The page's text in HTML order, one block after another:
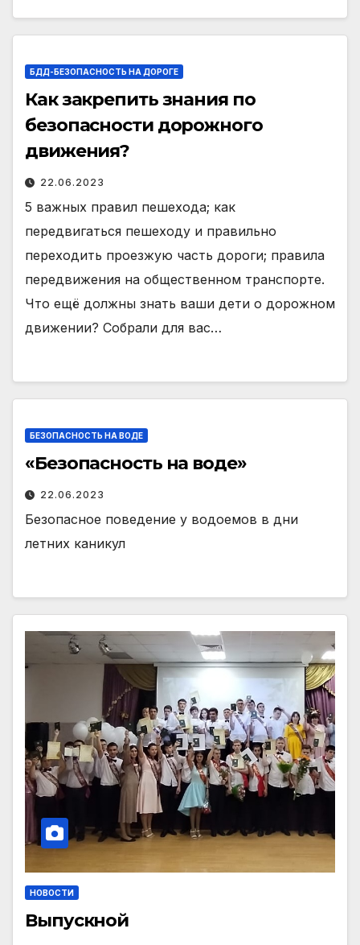
БДД-БЕЗОПАСНОСТЬ НА ДОРОГЕ
Как закрепить знания по
безопасности дорожного
движения?
22.06.2023
5 важных правил пешехода; как
передвигаться пешеходу и правильно
переходить проезжую часть дороги; правила
передвижения на общественном транспорте.
Что ещё должны знать ваши дети о дорожном
движении? Собрали для вас…
БЕЗОПАСНОСТЬ НА ВОДЕ
«Безопасность на воде»
22.06.2023
Безопасное поведение у водоемов в дни
летних каникул
НОВОСТИ
Выпускной